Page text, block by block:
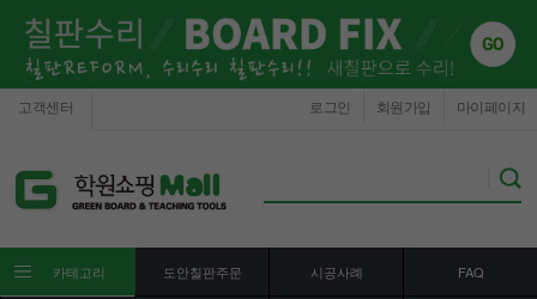
고객센터 마이페이지
회원가입
로그인
카테고리 도안칠판주문 시공사례 FAQ